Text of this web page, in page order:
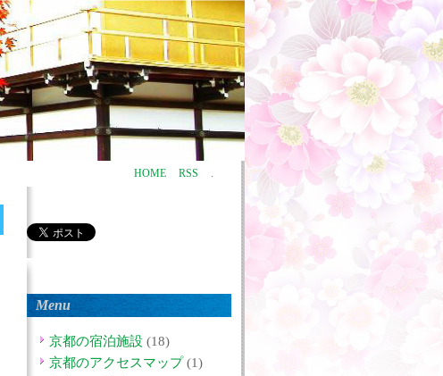
HOME RSS .
Menu
京都の宿泊施設 (18)
京都のアクセスマップ(1)